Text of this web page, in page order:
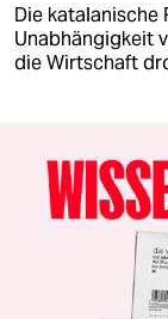
Die katalanische
Unabhängigkeit
die Wirtschaft